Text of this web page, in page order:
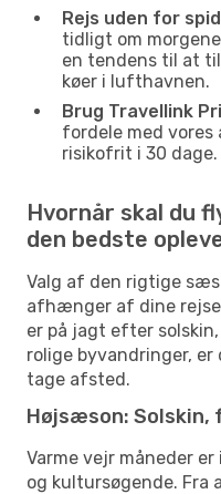
Rejs uden for
tidligt om
en tendens til at
køer i lufthavnen.
Brug Travellink
fordele med vores
risikofrit i 30 dage.
Hvornår skal du
den bedste
Valg af den rigtige
afhænger af dine
er på jagt efter
rolige byvandringer,
tage afsted.
Højsæson:
Varme vejr måneder
og kultursøgende. Fra